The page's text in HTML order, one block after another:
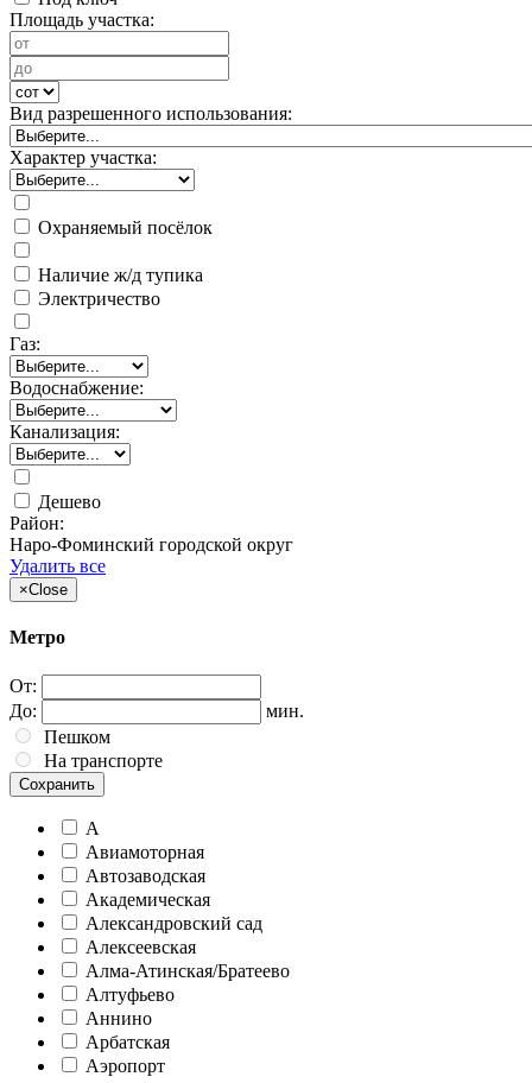
Площадь участка:
Вид разрешенного использования:
Характер участка:
Охраняемый посёлок
Наличие ж/д тупика
Электричество
Газ:
Водоснабжение:
Канализация:
Дешево
Район:
Наро-Фоминский городской округ
Удалить все
×Close
Метро
От:
До:
мин.
Пешком
На транспорте
Сохранить
А
Авиамоторная
Автозаводская
Академическая
Александровский сад
Алексеевская
Алма-Атинская/Братеево
Алтуфьево
Аннино
Арбатская
Аэропорт